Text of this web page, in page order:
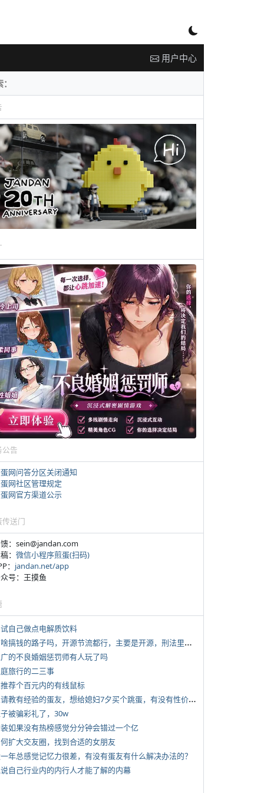
用户中心
公告
网问答分区关闭通知
网社区管理规定
网官方渠道公示
传送门
：sein@jandan.com
： 微信小程序煎蛋(扫码)
： jandan.net/app
号：王摸鱼
自己做点电解质饮料
*
有啥搞钱的路子吗，开源节流都行，主要是开源，刑法里的咱不做
的不良婚姻惩罚师有人玩了吗
旅行的二三事
荐个百元内的有线鼠标
*
想请教有经验的蛋友，想给媳妇7夕买个跳蛋，有没有性价比高的推荐
被骗彩礼了，30w
如果没有热榜感觉分分钟会错过一个亿
扩大交友圈，找到合适的女朋友
年总感觉记忆力很差，有没有蛋友有什么解决办法的？
自己行业内的内行人才能了解的内幕